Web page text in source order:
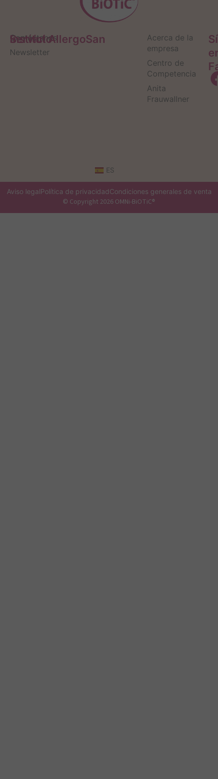
Servicio
Contáctanos
Newsletter
Institut AllergoSan
Acerca de la
empresa
Centro de
Competencia
Anita
Frauwallner
ES
Aviso legalPolítica de privacidadCondiciones generales de venta
© Copyright 2026 OMNi-BiOTiC®